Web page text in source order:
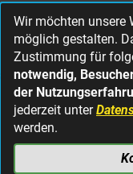
Wir möchten unsere
möglich gestalten.
Zustimmung für
notwendig,
der
jederzeit unter
werden.